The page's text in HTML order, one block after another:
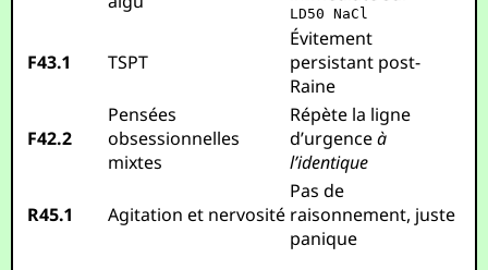
LD50 NaCl
F43.1 TSPT
Évitement
persistant post-
Raine
F42.2
Pensées
obsessionnelles
mixtes
Répète la ligne
d’urgenceà
l’identique
R45.1 Agitation et nervosité
Pas de
raisonnement, juste
panique